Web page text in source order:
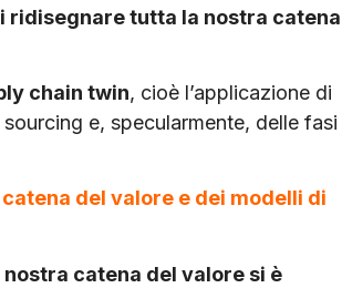
ridisegnare tutta la nostra catena
chain twin, cioè l’applicazione di
e, specularmente, delle fasi
del valore e dei modelli di
nostra catena del valore si è